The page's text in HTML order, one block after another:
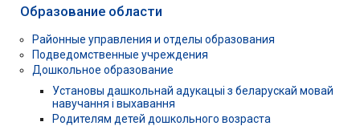
Образование области
Районные управления и отделы образования
Подведомственные учреждения
Дошкольное образование
Установы дашкольнай адукацыі з беларускай мовай
навучання і выхавання
Родителям детей дошкольного возраста